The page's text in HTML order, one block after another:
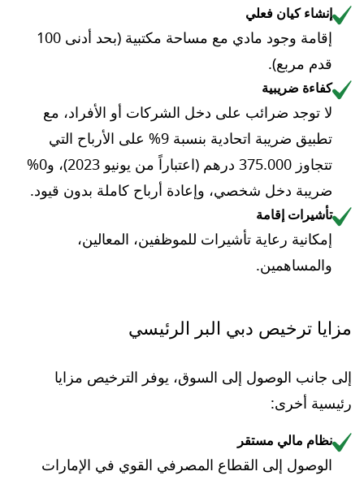
إنشاء كيان فعلي
إقامة وجود مادي مع مساحة مكتبية (بحد أدنى 100
قدم مربع).
كفاءة ضريبية
لا توجد ضرائب على دخل الشركات أو الأفراد، مع
تطبيق ضريبة اتحادية بنسبة 9% على الأرباح التي
تتجاوز 375.000 درهم (اعتباراً من يونيو 2023)، و0%
ضريبة دخل شخصي، وإعادة أرباح كاملة بدون قيود.
تأشيرات إقامة
إمكانية رعاية تأشيرات للموظفين، المعالين،
والمساهمين.
مزايا ترخيص دبي البر الرئيسي
إلى جانب الوصول إلى السوق، يوفر الترخيص مزايا
رئيسية أخرى:
نظام مالي مستقر
الوصول إلى القطاع المصرفي القوي في الإمارات